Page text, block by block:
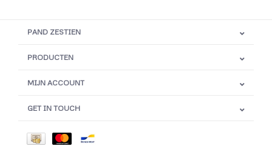
PAND ZESTIEN
PRODUCTEN
MIJN ACCOUNT
GET IN TOUCH